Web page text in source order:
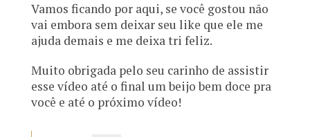
Vamos ficando por aqui, se você gostou não
vai embora sem deixar seu like que ele me
ajuda demais e me deixa tri feliz.
Muito obrigada pelo seu carinho de assistir
esse vídeo até o final um beijo bem doce pra
você e até o próximo vídeo!